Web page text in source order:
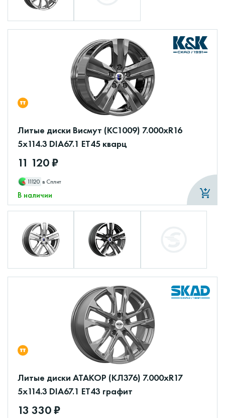
Литые диски Висмут (КС1009) 7.000xR16
5x114.3 DIA67.1 ET45 кварц
11 120 ₽
11120 в Сплит
В наличии
Литые диски АТАКОР (КЛ376) 7.000xR17
5x114.3 DIA67.1 ET43 графит
13 330 ₽